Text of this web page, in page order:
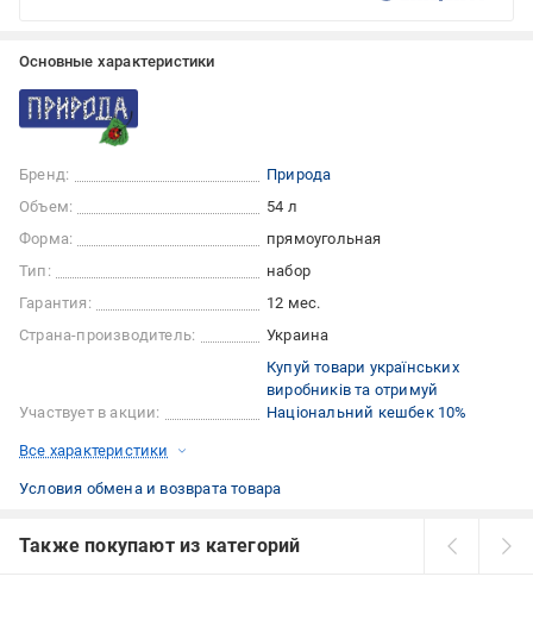
Основные характеристики
Бренд:
Природа
Объем:
54 л
Форма:
прямоугольная
Тип:
набор
Гарантия:
12 мес.
Страна-производитель:
Украина
Участвует в акции:
Купуй товари українських
виробників та отримуй
Національний кешбек 10%
Все характеристики
Условия обмена и возврата товара
Также покупают из категорий